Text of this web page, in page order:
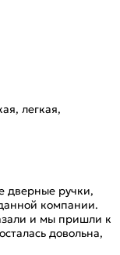
легкая,
дверные ручки,
компании.
и мы пришли к
довольна,